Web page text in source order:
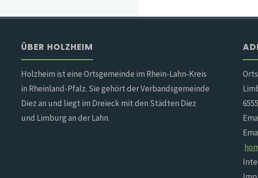
ÜBER HOLZHEIM
Holzheim ist eine Ortsgemeinde im Rhein-Lahn-Kreis
in Rheinland-Pfalz. Sie gehört der Verbandsgemeinde
Diez an und liegt im Dreieck mit den Städten Diez
und Limburg an der Lahn.